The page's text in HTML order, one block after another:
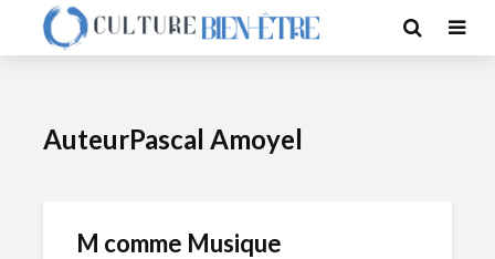
AuteurPascal Amoyel
M comme Musique